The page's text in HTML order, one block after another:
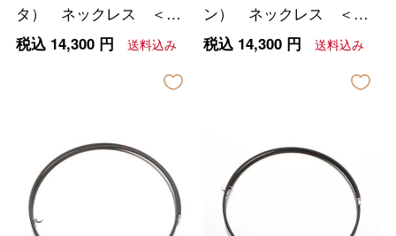
タ） ネックレス ＜グ
レー＆アイボリー＞
税込 14,300円 送料込み
ン） ネックレス ＜レ
ッド／グレー＞
税込 14,300円 送料込み